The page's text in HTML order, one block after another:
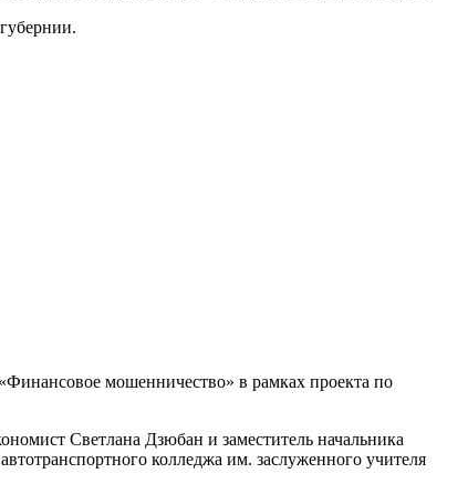
мошенничество» в рамках проекта по
Светлана Дзюбан и заместитель начальника
колледжа им. заслуженного учителя